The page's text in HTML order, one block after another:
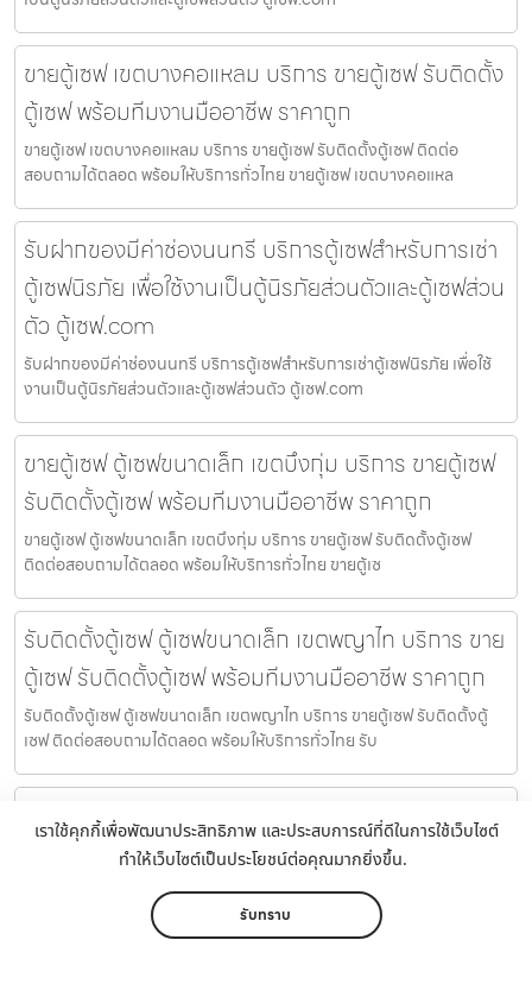
เราใช้คุกกี้เพื่อพัฒนาประสิทธิภาพ และประสบการณ์ที่ดีในการใช้เว็บไซต์
ทำให้เว็บไซต์เป็นประโยชน์ต่อคุณมากยิ่งขึ้น.
รับทราบ
ขายตู้เซฟ เขตบางคอแหลม บริการ ขายตู้เซฟ รับติดตั้ง
ตู้เซฟ พร้อมทีมงานมืออาชีพ ราคาถูก
ขายตู้เซฟ เขตบางคอแหลม บริการ ขายตู้เซฟ รับติดตั้งตู้เซฟ ติดต่อ
สอบถามได้ตลอด พร้อมให้บริการทั่วไทย ขายตู้เซฟ เขตบางคอแหล
รับฝากของมีค่าช่องนนทรี บริการตู้เซฟสำหรับการเช่า
ตู้เซฟนิรภัย เพื่อใช้งานเป็นตู้นิรภัยส่วนตัวและตู้เซฟส่วน
ตัว ตู้เซฟ.com
รับฝากของมีค่าช่องนนทรี บริการตู้เซฟสำหรับการเช่าตู้เซฟนิรภัย เพื่อใช้
งานเป็นตู้นิรภัยส่วนตัวและตู้เซฟส่วนตัว ตู้เซฟ.com
ขายตู้เซฟ ตู้เซฟขนาดเล็ก เขตบึงกุ่ม บริการ ขายตู้เซฟ
รับติดตั้งตู้เซฟ พร้อมทีมงานมืออาชีพ ราคาถูก
ขายตู้เซฟ ตู้เซฟขนาดเล็ก เขตบึงกุ่ม บริการ ขายตู้เซฟ รับติดตั้งตู้เซฟ
ติดต่อสอบถามได้ตลอด พร้อมให้บริการทั่วไทย ขายตู้เซ
รับติดตั้งตู้เซฟ ตู้เซฟขนาดเล็ก เขตพญาไท บริการ ขาย
ตู้เซฟ รับติดตั้งตู้เซฟ พร้อมทีมงานมืออาชีพ ราคาถูก
รับติดตั้งตู้เซฟ ตู้เซฟขนาดเล็ก เขตพญาไท บริการ ขายตู้เซฟ รับติดตั้งตู้
เซฟ ติดต่อสอบถามได้ตลอด พร้อมให้บริการทั่วไทย รับ
รับติดตั้งตู้เซฟ ตู้เซฟร้านทอง เขตบางกะปิ บริการ ขาย
ตู้เซฟ รับติดตั้งตู้เซฟ พร้อมทีมงานมืออาชีพ ราคาถูก
รับติดตั้งตู้เซฟ ตู้เซฟร้านทอง เขตบางกะปิ บริการ ขายตู้เซฟ รับติดตั้งตู้
เซฟ ติดต่อสอบถามได้ตลอด พร้อมให้บริการทั่วไทย รั